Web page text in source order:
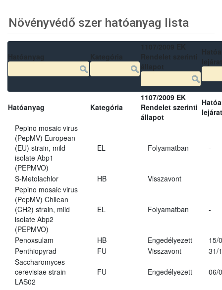
Növényvédő szer hatóanyag lista
Hatóanyag Kategória
1107/2009 EK
Rendelet szerinti
állapot
Pepino mosaic virus
(PepMV) European
(EU) strain, mild
isolate Abp1
(PEPMVO)
EL Folyamatban -
S-Metolachlor HB
Visszavont
Pepino mosaic virus
(PepMV) Chilean
(CH2) strain, mild
isolate Abp2
(PEPMVO)
EL Folyamatban -
Penoxsulam HB Engedélyezett
15/
Penthiopyrad
FU Visszavont
31/
Saccharomyces
cerevisiae strain
LAS02
FU Engedélyezett 06/